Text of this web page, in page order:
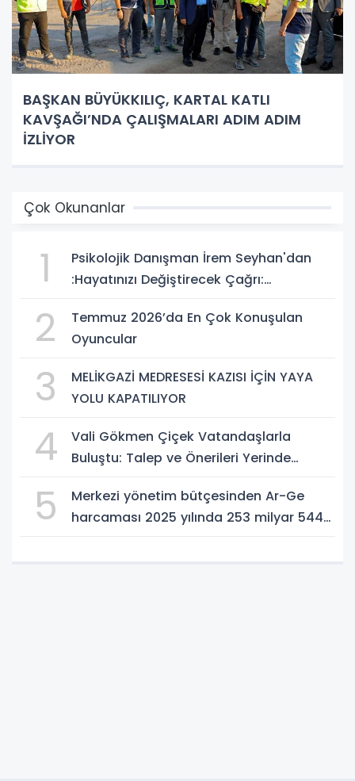
BAŞKAN BÜYÜKKILIÇ, KARTAL KATLI
KAVŞAĞI’NDA ÇALIŞMALARI ADIM ADIM
İZLİYOR
Çok Okunanlar
1
Psikolojik Danışman İrem Seyhan'dan
:Hayatınızı Değiştirecek Çağrı:
Atın!
2
Temmuz 2026’da En Çok Konuşulan
Oyuncular
3
MELİKGAZİ MEDRESESİ KAZISI İÇİN YAYA
YOLU KAPATILIYOR
4
Vali Gökmen Çiçek Vatandaşlarla
Buluştu: Talep ve Önerileri Yerinde
5
Merkezi yönetim bütçesinden Ar-Ge
harcaması 2025 yılında 253 milyar 544